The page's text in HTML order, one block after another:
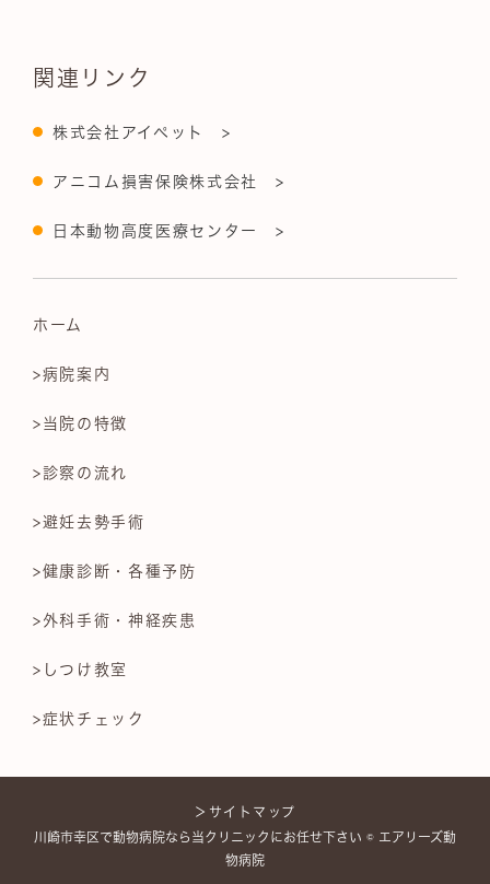
関連リンク
株式会社アイペット >
アニコム損害保険株式会社 >
日本動物高度医療センター >
ホーム
>病院案内
>当院の特徴
>診察の流れ
>避妊去勢手術
>健康診断・各種予防
>外科手術・神経疾患
>しつけ教室
>症状チェック
＞サイトマップ
川崎市幸区で動物病院なら当クリニックにお任せ下さい © エアリーズ動
物病院